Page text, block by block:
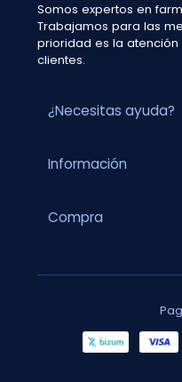
Somos expertos en
Trabajamos para las
prioridad es la
clientes.
¿Necesitas ayuda?
Información
Compra